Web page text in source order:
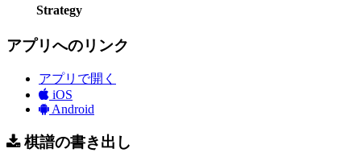
Strategy
アプリへのリンク
アプリで開く
iOS
Android
棋譜の書き出し